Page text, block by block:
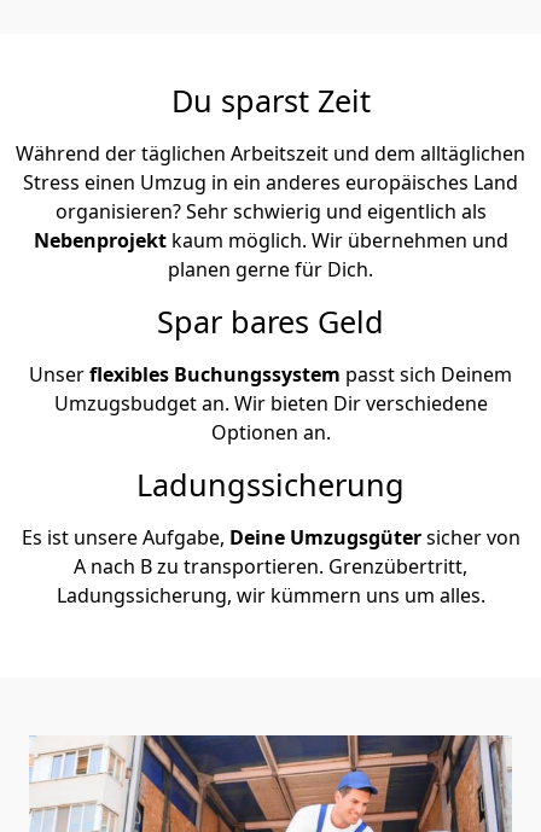
Du sparst Zeit
Während der täglichen Arbeitszeit und dem alltäglichen
Stress einen Umzug in ein anderes europäisches Land
organisieren? Sehr schwierig und eigentlich als
Nebenprojekt kaum möglich. Wir übernehmen und
planen gerne für Dich.
Spar bares Geld
Unserflexibles Buchungssystem passt sich Deinem
Umzugsbudget an. Wir bieten Dir verschiedene
Optionen an.
Ladungssicherung
Es ist unsere Aufgabe, Deine Umzugsgütersicher von
A nach B zu transportieren. Grenzübertritt,
Ladungssicherung, wir kümmern uns um alles.